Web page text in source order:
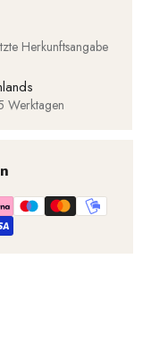
Herkunftsangabe
Werktagen